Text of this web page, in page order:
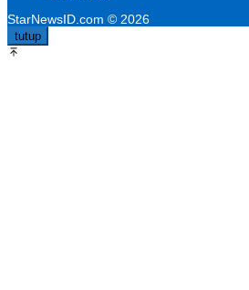
StarNewsID.com © 2026
tutup